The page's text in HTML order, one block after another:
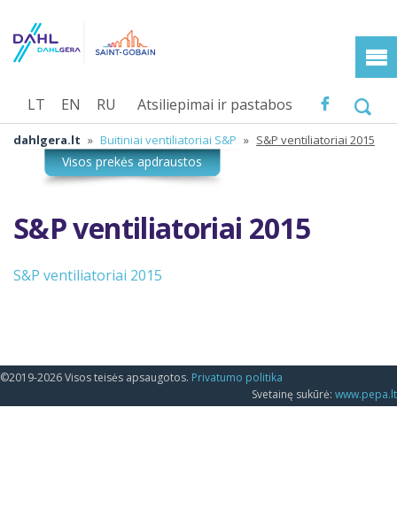
Atsiliepimai ir pastabos
LT EN RU
dahlgera.lt » Buitiniai ventiliatoriai S&P » S&P ventiliatoriai 2015
S&P ventiliatoriai 2015
S&P ventiliatoriai 2015
©2019-2026 Visos teisės apsaugotos. Privatumo politika
Svetainę sukūrė: www.pepa.lt